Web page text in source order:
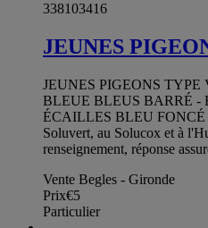
338103416
JEUNES
JEUNES PIGEONS
BLEUE BLEUS BARRÉ
ÉCAILLES BLEU FONCÉ
Soluvert, au Solucox et à
renseignement, réponse
Vente Begles - Gironde
Prix€5
Particulier